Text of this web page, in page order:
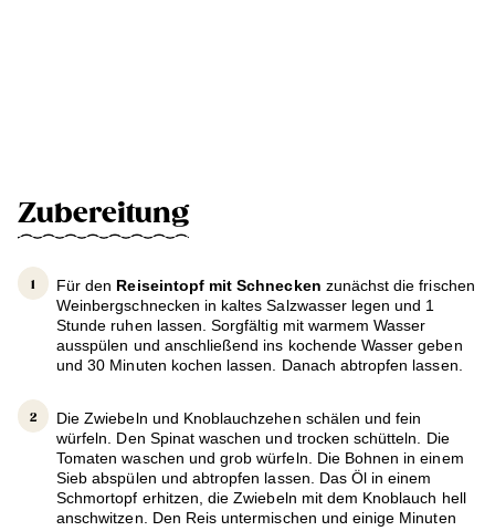
Zubereitung
Für den Reiseintopf mit Schnecken zunächst die frischen
Weinbergschnecken in kaltes Salzwasser legen und 1
Stunde ruhen lassen. Sorgfältig mit warmem Wasser
ausspülen und anschließend ins kochende Wasser geben
und 30 Minuten kochen lassen. Danach abtropfen lassen.
Die Zwiebeln und Knoblauchzehen schälen und fein
würfeln. Den Spinat waschen und trocken schütteln. Die
Tomaten waschen und grob würfeln. Die Bohnen in einem
Sieb abspülen und abtropfen lassen. Das Öl in einem
Schmortopf erhitzen, die Zwiebeln mit dem Knoblauch hell
anschwitzen. Den Reis untermischen und einige Minuten